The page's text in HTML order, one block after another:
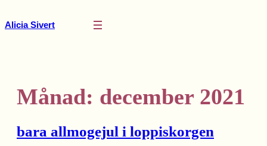
till
Alicia Sivert
Månad: december 2021
bara allmogejul i loppiskorgen